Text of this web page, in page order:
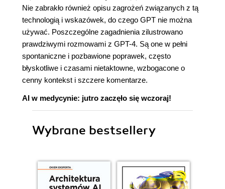
Nie zabrakło również opisu zagrożeń związanych z tą
technologią i wskazówek, do czego GPT nie można
używać. Poszczególne zagadnienia zilustrowano
prawdziwymi rozmowami z GPT-4. Są one w pełni
spontaniczne i pozbawione poprawek, często
błyskotliwe i czasami nietaktowne, wzbogacone o
cenny kontekst i szczere komentarze.
AI w medycynie: jutro zaczęło się wczoraj!
Wybrane bestsellery